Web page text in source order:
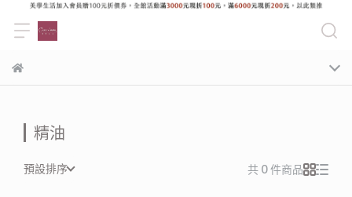
精油
預設排序 共 0 件商品